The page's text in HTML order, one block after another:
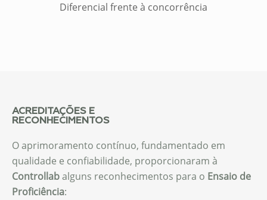
Diferencial frente à concorrência
ACREDITAÇÕES E
RECONHECIMENTOS
O aprimoramento contínuo, fundamentado em
qualidade e confiabilidade, proporcionaram à
Controllabalguns reconhecimentos para o Ensaio de
Proficiência: